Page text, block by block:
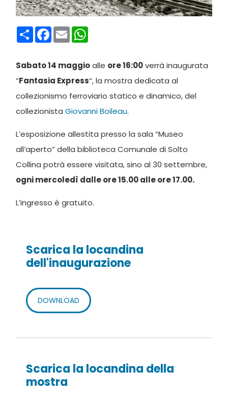
CondividiFacebook
Email
Sabato 14 maggioalle ore 16:00verrà inaugurata
“Fantasia Express“, la mostra dedicata al
collezionismo ferroviario statico e dinamico, del
collezionistaGiovanni Boileau.
L’esposizione allestita presso la sala “Museo
all’aperto” della biblioteca Comunale di Solto
Collina potrà essere visitata, sino al 30 settembre,
ogni mercoledì dalle ore 15.00 alle ore 17.00.
L’ingresso è gratuito.
Scarica la locandina
dell'inaugurazione
DOWNLOAD
Scarica la locandina della
mostra